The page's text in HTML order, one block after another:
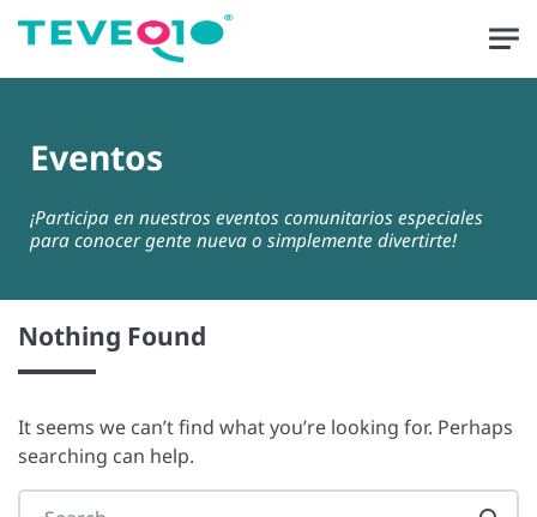
Eventos
¡Participa en nuestros eventos comunitarios especiales
para conocer gente nueva o simplemente divertirte!
Nothing Found
It seems we can’t find what you’re looking for. Perhaps
searching can help.
Search everything...